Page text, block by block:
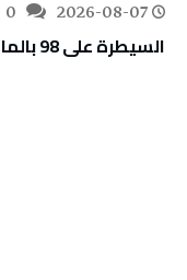
2026-08-07
السيطرة على 98 بالمائة من حريق جبل المرقب بسليانة